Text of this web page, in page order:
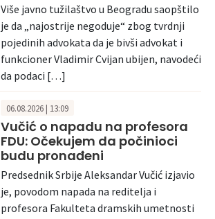
Više javno tužilaštvo u Beogradu saopštilo
je da „najostrije negoduje“ zbog tvrdnji
pojedinih advokata da je bivši advokat i
funkcioner Vladimir Cvijan ubijen, navodeći
da podaci […]
06.08.2026 | 13:09
Vučić o napadu na profesora
FDU: Očekujem da počinioci
budu pronađeni
Predsednik Srbije Aleksandar Vučić izjavio
je, povodom napada na reditelja i
profesora Fakulteta dramskih umetnosti